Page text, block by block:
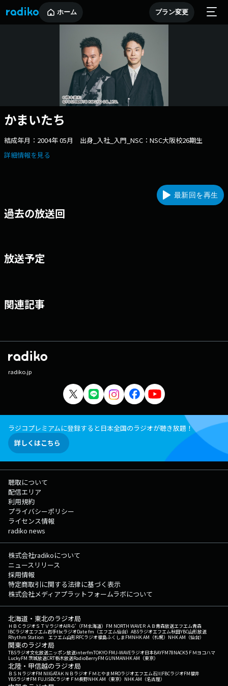
ホーム プラン変更
かまいたち
結成年月：2004年 05月 出身_入社_入門_NSC：NSC大阪校26期生
詳細情報を見る
最新回を再生
過去の放送回
放送予定
関連記事
radiko.jp
ラジコプレミアムに登録すると日本全国のラジオが聴き放題！
詳しくはこちら
聴取について
配信エリア
利用規約
プライバシーポリシー
ライセンス情報
radiko news
株式会社radikoについて
ニュースリリース
採用情報
特定商取引に関する法律に基づく表示
株式会社メディアプラットフォームラボについて
北海道・東北のラジオ局
ＨＢＣラジオＳＴＶラジオAIR-G'（FM北海道） FM NORTH WAVEＲＡＢ青森放送エフエム青森
IBCラジオエフエム岩手tbcラジオDate fm（エフエム仙台） ABSラジオエフエム秋田YBC山形放送
Rhythm Station エフエム山形RFCラジオ福島ふくしまFMNHK AM（札幌） NHK AM（仙台）
関東のラジオ局
TBSラジオ文化放送ニッポン放送interfmTOKYO FMJ-WAVEラジオ日本BAYFM78NACK5 ＦＭヨコハマ
LuckyFM 茨城放送CRT栃木放送RadioBerryFM GUNMANHK AM（東京）
北陸・甲信越のラジオ局
ＢＳＮラジオFM NIIGATAＫＮＢラジオ ＦＭとやまMROラジオエフエム石川FBCラジオFM福井
YBSラジオFM FUJISBCラジオ ＦＭ長野NHK AM（東京） NHK AM（名古屋）